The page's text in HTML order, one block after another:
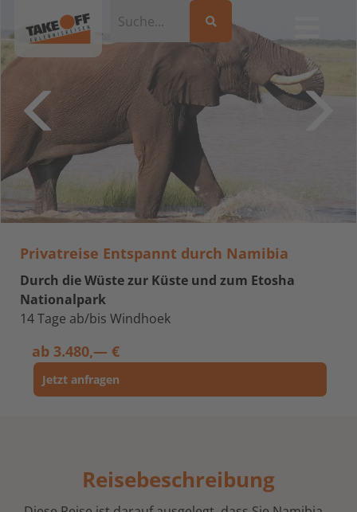
Privatreise Entspannt durch Namibia
Durch die Wüste zur Küste und zum Etosha
Nationalpark
14 Tage ab/bis Windhoek
ab 3.480,— €
Jetzt anfragen
Reisebeschreibung